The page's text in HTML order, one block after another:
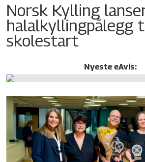
Norsk Kylling
halalkylling­pålegg
skolestart
Nyeste eAvis: